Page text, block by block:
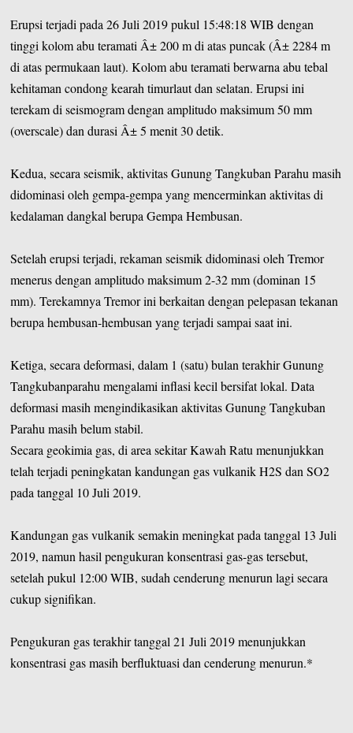
Erupsi terjadi pada 26 Juli 2019 pukul 15:48:18 WIB dengan
tinggi kolom abu teramati Â± 200 m di atas puncak (Â± 2284 m
di atas permukaan laut). Kolom abu teramati berwarna abu tebal
kehitaman condong kearah timurlaut dan selatan. Erupsi ini
terekam di seismogram dengan amplitudo maksimum 50 mm
(overscale) dan durasi Â± 5 menit 30 detik.
Kedua, secara seismik, aktivitas Gunung Tangkuban Parahu masih
didominasi oleh gempa-gempa yang mencerminkan aktivitas di
kedalaman dangkal berupa Gempa Hembusan.
Setelah erupsi terjadi, rekaman seismik didominasi oleh Tremor
menerus dengan amplitudo maksimum 2-32 mm (dominan 15
mm). Terekamnya Tremor ini berkaitan dengan pelepasan tekanan
berupa hembusan-hembusan yang terjadi sampai saat ini.
Ketiga, secara deformasi, dalam 1 (satu) bulan terakhir Gunung
Tangkubanparahu mengalami inflasi kecil bersifat lokal. Data
deformasi masih mengindikasikan aktivitas Gunung Tangkuban
Parahu masih belum stabil.
Secara geokimia gas, di area sekitar Kawah Ratu menunjukkan
telah terjadi peningkatan kandungan gas vulkanik H2S dan SO2
pada tanggal 10 Juli 2019.
Kandungan gas vulkanik semakin meningkat pada tanggal 13 Juli
2019, namun hasil pengukuran konsentrasi gas-gas tersebut,
setelah pukul 12:00 WIB, sudah cenderung menurun lagi secara
cukup signifikan.
Pengukuran gas terakhir tanggal 21 Juli 2019 menunjukkan
konsentrasi gas masih berfluktuasi dan cenderung menurun.*